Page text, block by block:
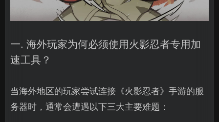
一. 海外玩家为何必须使用火影忍者专用加
速工具？
当海外地区的玩家尝试连接《火影忍者》手游的服
务器时，通常会遭遇以下三大主要难题：